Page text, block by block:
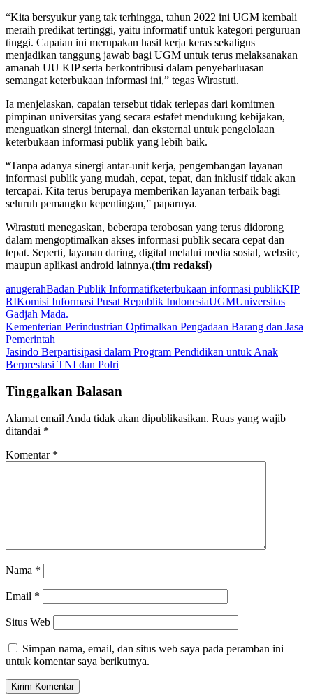
“Kita bersyukur yang tak terhingga, tahun 2022 ini UGM kembali
meraih predikat tertinggi, yaitu informatif untuk kategori perguruan
tinggi. Capaian ini merupakan hasil kerja keras sekaligus
menjadikan tanggung jawab bagi UGM untuk terus melaksanakan
amanah UU KIP serta berkontribusi dalam penyebarluasan
semangat keterbukaan informasi ini,” tegas Wirastuti.
Ia menjelaskan, capaian tersebut tidak terlepas dari komitmen
pimpinan universitas yang secara estafet mendukung kebijakan,
menguatkan sinergi internal, dan eksternal untuk pengelolaan
keterbukaan informasi publik yang lebih baik.
“Tanpa adanya sinergi antar-unit kerja, pengembangan layanan
informasi publik yang mudah, cepat, tepat, dan inklusif tidak akan
tercapai. Kita terus berupaya memberikan layanan terbaik bagi
seluruh pemangku kepentingan,” paparnya.
Wirastuti menegaskan, beberapa terobosan yang terus didorong
dalam mengoptimalkan akses informasi publik secara cepat dan
tepat. Seperti, layanan daring, digital melalui media sosial, website,
maupun aplikasi android lainnya.(tim redaksi)
anugerahBadan Publik Informatifketerbukaan informasi publikKIP
RIKomisi Informasi Pusat Republik IndonesiaUGMUniversitas
Gadjah Mada.
Navigasi
pos
Kementerian Perindustrian Optimalkan Pengadaan Barang dan Jasa
Pemerintah
Jasindo Berpartisipasi dalam Program Pendidikan untuk Anak
Berprestasi TNI dan Polri
Tinggalkan Balasan
Alamat email Anda tidak akan dipublikasikan. Ruas yang wajib
ditandai *
Komentar *
Nama *
Email *
Situs Web
Simpan nama, email, dan situs web saya pada peramban ini
untuk komentar saya berikutnya.